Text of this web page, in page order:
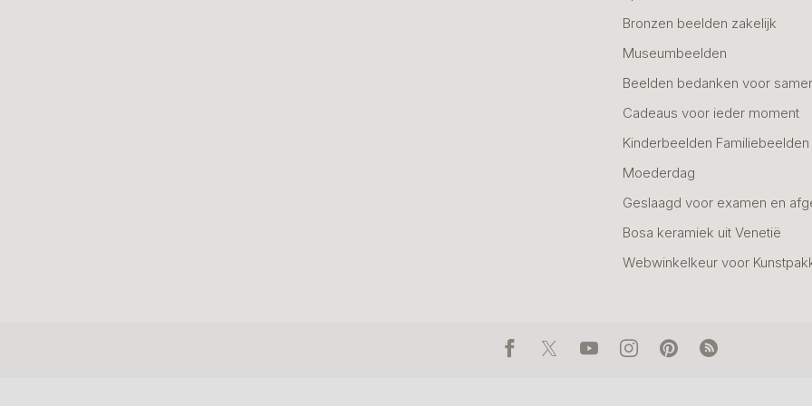
Bronzen beelden zakelijk
Museumbeelden
Beelden bedanken voor
Cadeaus voor ieder moment
Kinderbeelden Familiebeelden
Moederdag
Geslaagd voor examen en
Bosa keramiek uit Venetië
Webwinkelkeur voor